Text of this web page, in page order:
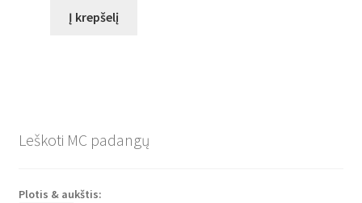
Į krepšelį
Leškoti MC padangų
Plotis & aukštis: